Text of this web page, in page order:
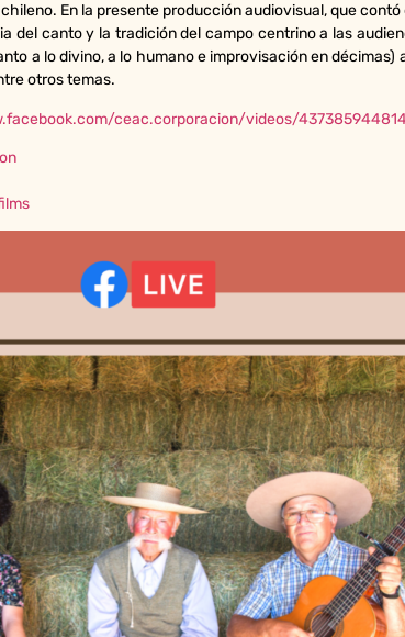
En la presente producción audiovisual, que
del canto y la tradición del campo centrino a las
a lo divino, a lo humano e improvisación en
otros temas.
ceac.corporacion/videos/